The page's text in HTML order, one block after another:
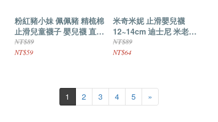
粉紅豬小妹 佩佩豬 精梳棉
止滑兒童襪子 嬰兒襪 直板
襪 Nick正版授權
NT$89
NT$59
米奇米妮 止滑嬰兒襪
12~14cm 迪士尼 米老鼠
童襪 襪子 直板襪
NT$89
NT$64
1 2 3 4 5 »